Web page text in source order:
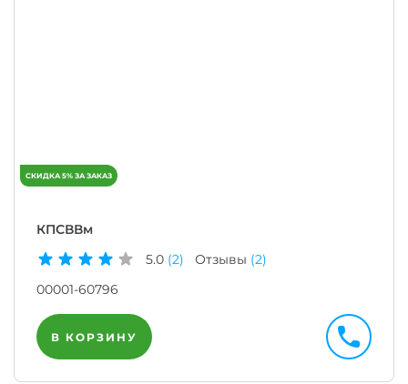
КПСВВм
5.0 (2) Отзывы (2)
00001-60796
В КОРЗИНУ